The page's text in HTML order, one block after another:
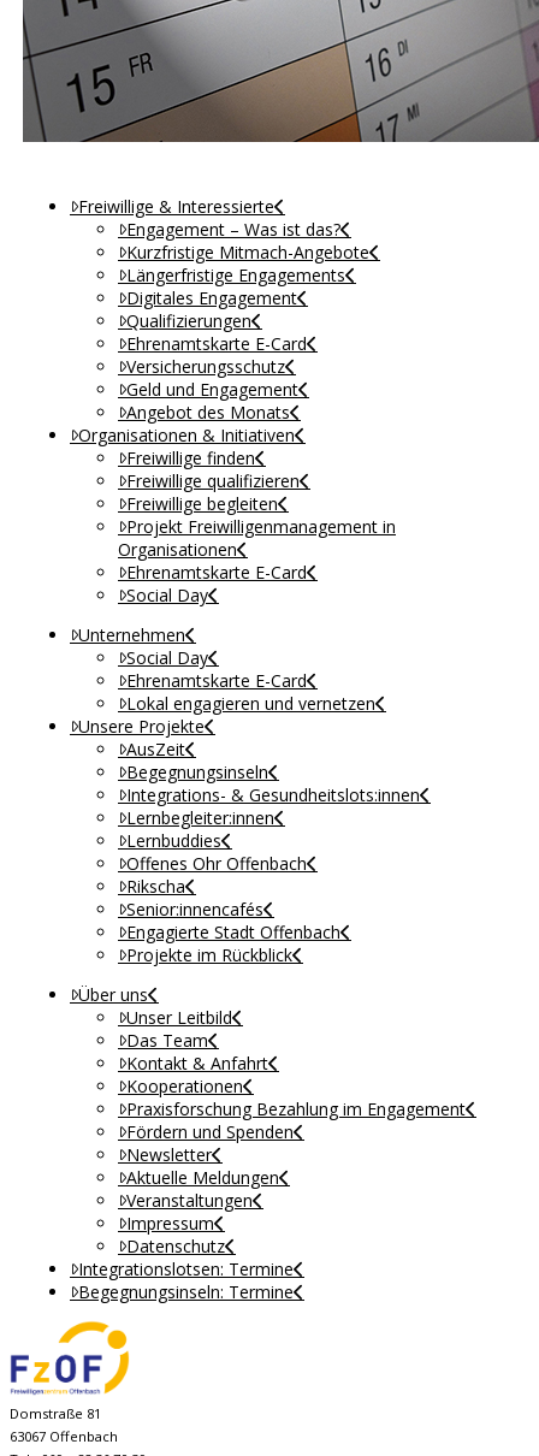
Freiwillige & Interessierte
Engagement – Was ist das?
Kurzfristige Mitmach-Angebote
Längerfristige Engagements
Digitales Engagement
Qualifizierungen
Ehrenamtskarte E-Card
Versicherungsschutz
Geld und Engagement
Angebot des Monats
Organisationen & Initiativen
Freiwillige finden
Freiwillige qualifizieren
Freiwillige begleiten
Projekt Freiwilligenmanagement in
Organisationen
Ehrenamtskarte E-Card
Social Day
Unternehmen
Social Day
Ehrenamtskarte E-Card
Lokal engagieren und vernetzen
Unsere Projekte
AusZeit
Begegnungsinseln
Integrations- & Gesundheitslots:innen
Lernbegleiter:innen
Lernbuddies
Offenes Ohr Offenbach
Rikscha
Senior:innencafés
Engagierte Stadt Offenbach
Projekte im Rückblick
Über uns
Unser Leitbild
Das Team
Kontakt & Anfahrt
Kooperationen
Praxisforschung Bezahlung im Engagement
Fördern und Spenden
Newsletter
Aktuelle Meldungen
Veranstaltungen
Impressum
Datenschutz
Integrationslotsen: Termine
Begegnungsinseln: Termine
Domstraße 81
63067 Offenbach